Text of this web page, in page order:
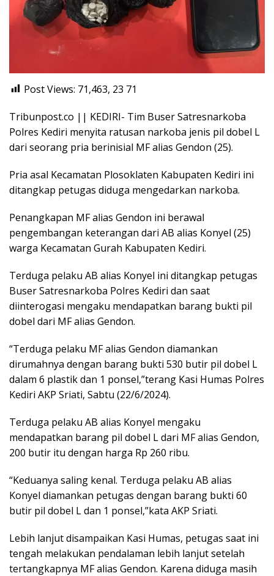
Post Views: 71,463, 23 71
Tribunpost.co || KEDIRI- Tim Buser Satresnarkoba
Polres Kediri menyita ratusan narkoba jenis pil dobel L
dari seorang pria berinisial MF alias Gendon (25).
Pria asal Kecamatan Plosoklaten Kabupaten Kediri ini
ditangkap petugas diduga mengedarkan narkoba.
Penangkapan MF alias Gendon ini berawal
pengembangan keterangan dari AB alias Konyel (25)
warga Kecamatan Gurah Kabupaten Kediri.
Terduga pelaku AB alias Konyel ini ditangkap petugas
Buser Satresnarkoba Polres Kediri dan saat
diinterogasi mengaku mendapatkan barang bukti pil
dobel dari MF alias Gendon.
“Terduga pelaku MF alias Gendon diamankan
dirumahnya dengan barang bukti 530 butir pil dobel L
dalam 6 plastik dan 1 ponsel,”terang Kasi Humas Polres
Kediri AKP Sriati, Sabtu (22/6/2024).
Terduga pelaku AB alias Konyel mengaku
mendapatkan barang pil dobel L dari MF alias Gendon,
200 butir itu dengan harga Rp 260 ribu.
“Keduanya saling kenal. Terduga pelaku AB alias
Konyel diamankan petugas dengan barang bukti 60
butir pil dobel L dan 1 ponsel,”kata AKP Sriati.
Lebih lanjut disampaikan Kasi Humas, petugas saat ini
tengah melakukan pendalaman lebih lanjut setelah
tertangkapnya MF alias Gendon. Karena diduga masih